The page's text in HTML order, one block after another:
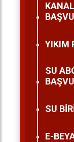
YIKIM
SU
SU
E-